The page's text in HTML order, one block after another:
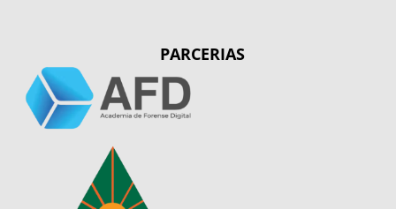
PARCERIAS